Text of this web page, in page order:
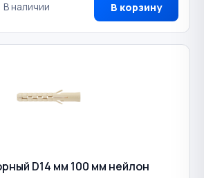
В наличии В корзину
D14 мм 100 мм нейлон